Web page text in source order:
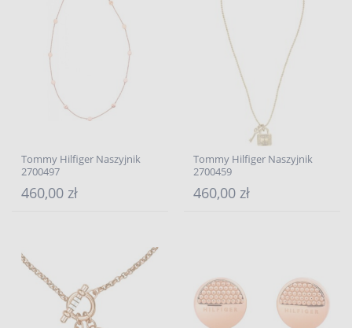
Tommy Hilfiger Naszyjnik
2700497
460,00 zł
Tommy Hilfiger Naszyjnik
2700459
460,00 zł